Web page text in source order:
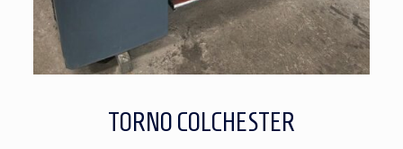
TORNO COLCHESTER